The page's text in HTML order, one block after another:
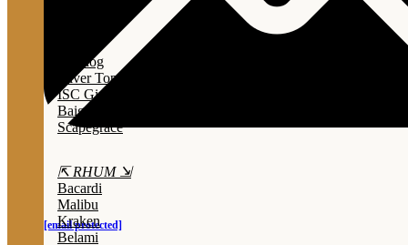
[email protected]
Bulldog
Silver Top
ISC Gin
Baigur
Scapegrace
⇱ RHUM ⇲
Bacardi
Malibu
Kraken
Belami